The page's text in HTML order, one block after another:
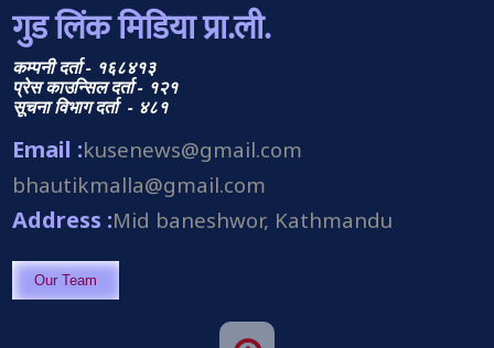
गुड लिंक मिडिया प्रा.ली.
कम्पनी दर्ता - १६८४१३
प्रेस काउन्सिल दर्ता - १२१
सूचना विभाग दर्ता - ४८१
Email :kusenews@gmail.com
bhautikmalla@gmail.com
Address :Mid baneshwor, Kathmandu
Our Team